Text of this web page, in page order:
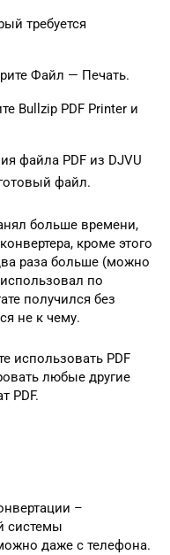
требуется
Файл — Печать.
Bullzip PDF Printer и
файла PDF из DJVU
файл.
больше времени,
кроме этого
раза больше (можно
по
получился без
не к чему.
использовать PDF
любые другие
PDF.
–
системы
даже с телефона.